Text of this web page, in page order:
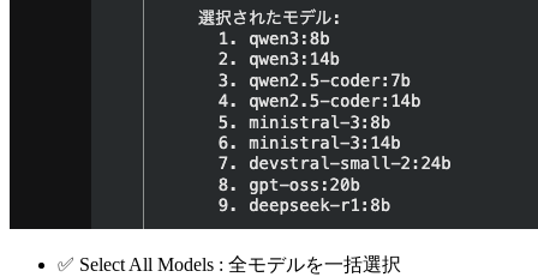
✅ Select All Models : 全モデルを一括選択